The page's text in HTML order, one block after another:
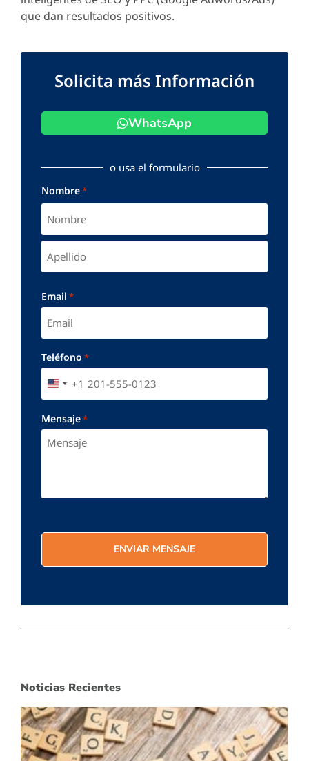
que dan resultados positivos.
Solicita más Información
WhatsApp
o usa el formulario
Nombre*
Email *
Teléfono *
UNITED STATES +1
+1
Mensaje*
Noticias Recientes